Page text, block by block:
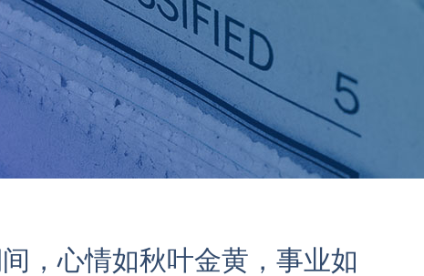
，心情如秋叶金黄，事业如